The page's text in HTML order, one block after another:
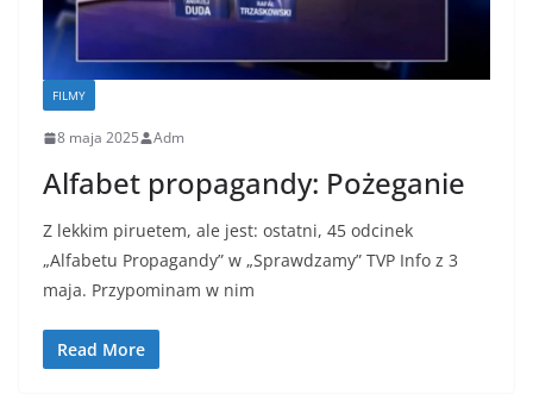
FILMY
8 maja 2025 Adm
Alfabet propagandy: Pożeganie
Z lekkim piruetem, ale jest: ostatni, 45 odcinek
„Alfabetu Propagandy” w „Sprawdzamy” TVP Info z 3
maja. Przypominam w nim
Read More